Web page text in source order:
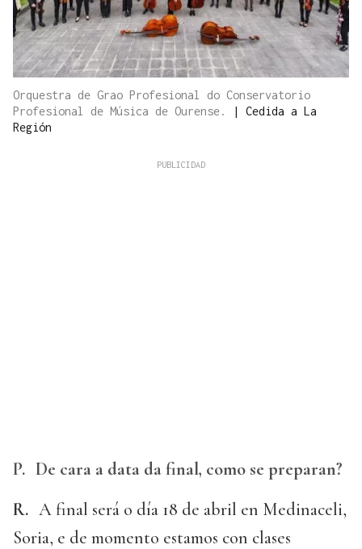
Orquestra de Grao Profesional do Conservatorio
Profesional de Música de Ourense.
| Cedida a La
Región
P. De cara a data da final, como se preparan?
R. A final será o día 18 de abril en Medinaceli,
Soria, e de momento estamos con clases